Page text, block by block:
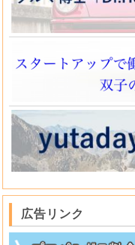
広告リンク